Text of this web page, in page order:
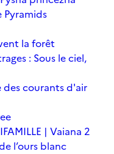
Pyramids
la forêt
: Sous le ciel,
des courants d'air
FAMILLE | Vaiana 2
l’ours blanc